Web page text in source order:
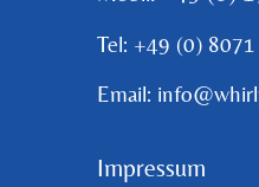
Tel: +49 (0)
Email:
Impressum